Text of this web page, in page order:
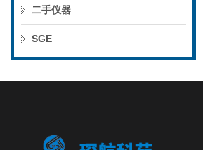
二手仪器
SGE